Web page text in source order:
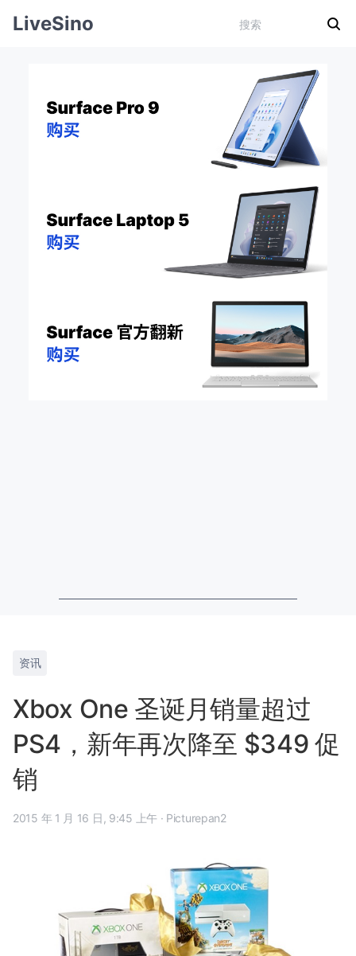
LiveSino
资讯
Xbox One 圣诞月销量超过
PS4，新年再次降至 $349 促
销
2015 年 1 月 16 日, 9:45 上午 · Picturepan2